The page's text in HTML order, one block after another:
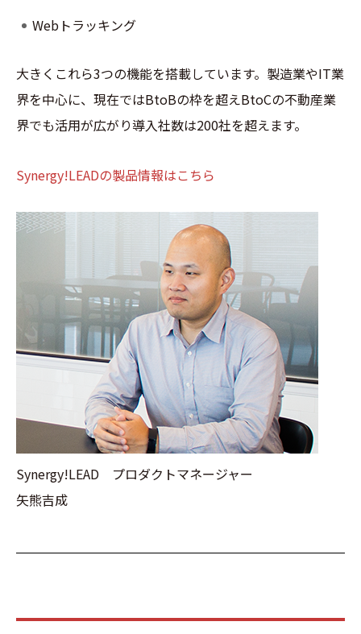
Webトラッキング
大きくこれら3つの機能を搭載しています。製造業やIT業
界を中心に、現在ではBtoBの枠を超えBtoCの不動産業
界でも活用が広がり導入社数は200社を超えます。
Synergy!LEADの製品情報はこちら
Synergy!LEAD プロダクトマネージャー
矢熊吉成